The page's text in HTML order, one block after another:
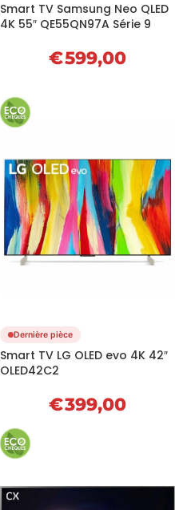
Smart TV Samsung Neo QLED
4K 55″ QE55QN97A Série 9
€599,00
Dernière pièce
Smart TV LG OLED evo 4K 42″
OLED42C2
€399,00